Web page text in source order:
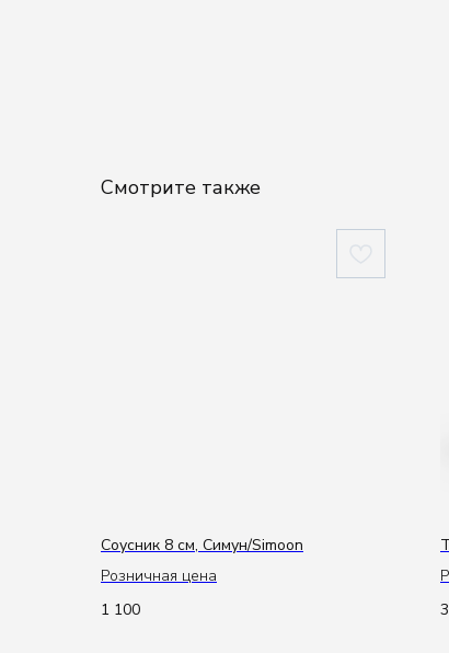
Смотрите также
Cоусник 8 см, Симун/Simoon
Розничная цена
1 100
Шоу-рум